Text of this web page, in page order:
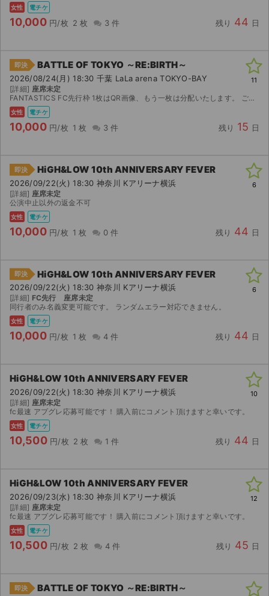
女性 電チケ
10,000 円/枚 2 枚 3 件 残り 44 日
即決 BATTLE OF TOKYO ～RE:BIRTH～
2026/08/24(月) 18:30 千葉 LaLa arena TOKYO-BAY
[詳細] 座席未定
FANTASTICS FC先行枠 1枚はQR画像、もう一枚は分配いたします。 ご購入後に分配先として、ticketbook登録済みのメールアドレスをご連絡ください。 公演が中止となった場合の...
女性 電チケ
10,000 円/枚 1 枚 3 件 残り 15 日
11
即決 HiGH&LOW 10th ANNIVERSARY FEVER
2026/09/22(火) 18:30 神奈川 Kアリーナ横浜
[詳細] 座席未定
公演中止以外の返金不可
女性 電チケ
10,000 円/枚 1 枚 0 件 残り 44 日
6
即決 HiGH&LOW 10th ANNIVERSARY FEVER
2026/09/22(火) 18:30 神奈川 Kアリーナ横浜
[詳細] FC先行 座席未定
同行者のみ名義変更可能です。 ランダムエラー対応できません。
女性 電チケ
10,000 円/枚 1 枚 4 件 残り 44 日
6
HiGH&LOW 10th ANNIVERSARY FEVER
2026/09/22(火) 18:30 神奈川 Kアリーナ横浜
[詳細] 座席未定
fc最速 アプグレ応募可能です！ 購入前にコメント頂けますと幸いです。
女性 電チケ
10,500 円/枚 2 枚 1 件 残り 44 日
10
HiGH&LOW 10th ANNIVERSARY FEVER
2026/09/23(水) 18:30 神奈川 Kアリーナ横浜
[詳細] 座席未定
fc最速 アプグレ応募可能です！ 購入前にコメント頂けますと幸いです。
女性 電チケ
10,500 円/枚 2 枚 4 件 残り 45 日
12
即決 BATTLE OF TOKYO ～RE:BIRTH～